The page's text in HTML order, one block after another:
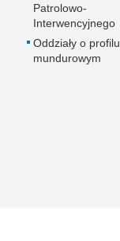
Patrolowo-
Interwencyjnego
Oddziały o profilu
mundurowym